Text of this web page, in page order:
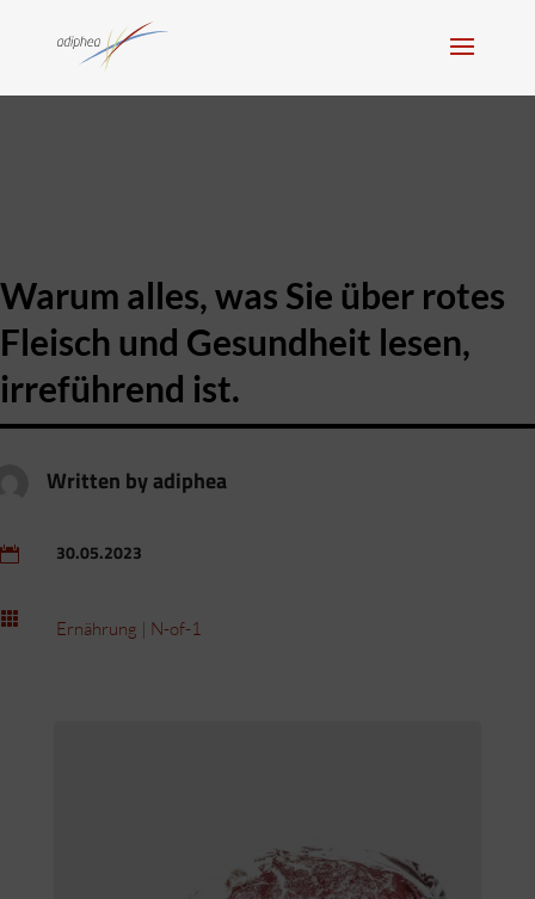
Warum alles, was Sie über rotes
Fleisch und Gesundheit lesen,
irreführend ist.
Written byadiphea
 30.05.2023
 Ernährung | N-of-1